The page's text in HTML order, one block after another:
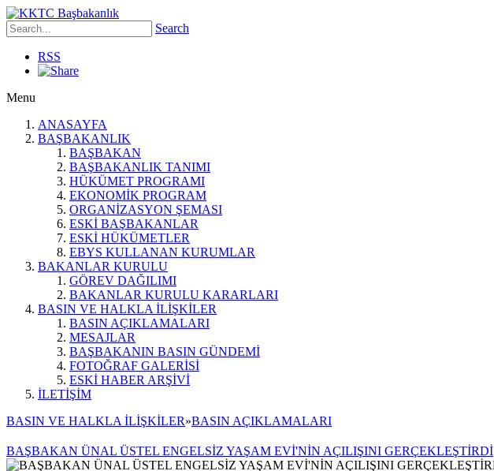
Search
RSS
Menu
ANASAYFA
BAŞBAKANLIK
BAŞBAKAN
BAŞBAKANLIK TANIMI
HÜKÜMET PROGRAMI
EKONOMİK PROGRAM
ORGANİZASYON ŞEMASI
ESKİ BAŞBAKANLAR
ESKİ HÜKÜMETLER
EBYS KULLANAN KURUMLAR
BAKANLAR KURULU
GÖREV DAĞILIMI
BAKANLAR KURULU KARARLARI
BASIN VE HALKLA İLİŞKİLER
BASIN AÇIKLAMALARI
MESAJLAR
BAŞBAKANIN BASIN GÜNDEMİ
FOTOĞRAF GALERİSİ
ESKİ HABER ARŞİVİ
İLETİŞİM
BASIN VE HALKLA İLİŞKİLER»BASIN AÇIKLAMALARI
BAŞBAKAN ÜNAL ÜSTEL ENGELSİZ YAŞAM EVİ'NİN AÇILIŞINI GERÇEKLEŞTİRDİ